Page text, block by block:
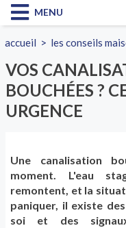
MENU
accueil > les conseils
VOS
BOUCHÉES ?
URGENCE
Une canalisation
moment. L'eau
remontent, et la
paniquer, il existe
soi et des